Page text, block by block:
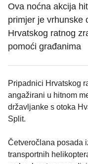
Ova noćna akcija
primjer je vrhunske
Hrvatskog ratnog
pomoći građanima
Pripadnici Hrvatskog
angažirani u hitnom
državljanke s otoka
Split.
Četveročlana posada
transportnih